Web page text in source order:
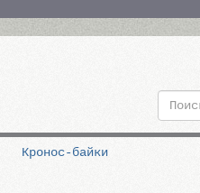
Поиск
Кронос-байки